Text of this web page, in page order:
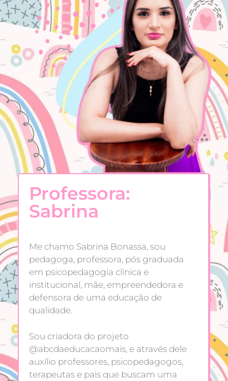
Professora:
Sabrina
Me chamo Sabrina Bonassa, sou
pedagoga, professora, pós graduada
em psicopedagogia clínica e
institucional, mãe, empreendedora e
defensora de uma educação de
qualidade.
Sou criadora do projeto
@abcdaeducacaomais, e através dele
auxílio professores, psicopedagogos,
terapeutas e pais que buscam uma